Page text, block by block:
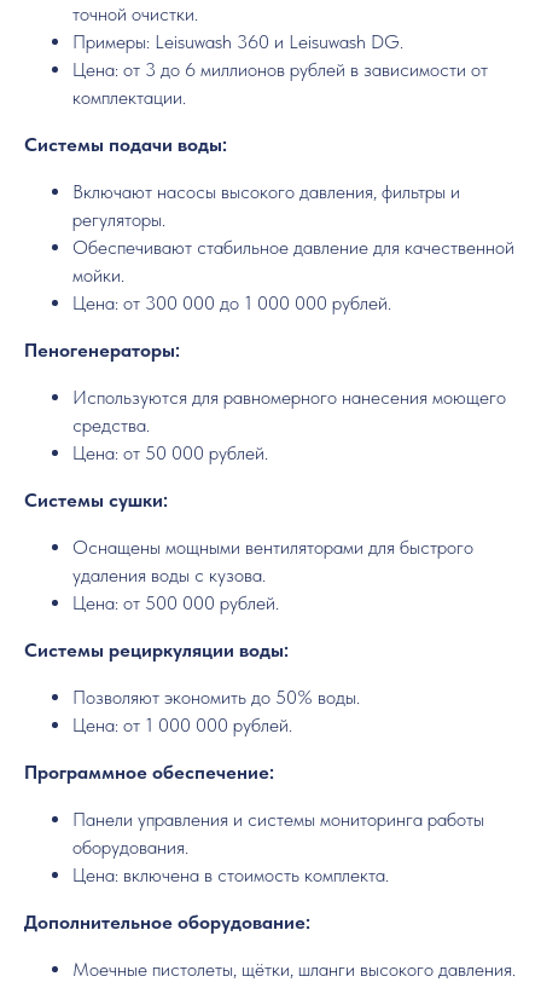
точной очистки.
Примеры: Leisuwash 360 и Leisuwash DG.
Цена: от 3 до 6 миллионов рублей в зависимости от
комплектации.
Системы подачи воды:
Включают насосы высокого давления, фильтры и
регуляторы.
Обеспечивают стабильное давление для качественной
мойки.
Цена: от 300 000 до 1 000 000 рублей.
Пеногенераторы:
Используются для равномерного нанесения моющего
средства.
Цена: от 50 000 рублей.
Системы сушки:
Оснащены мощными вентиляторами для быстрого
удаления воды с кузова.
Цена: от 500 000 рублей.
Системы рециркуляции воды:
Позволяют экономить до 50% воды.
Цена: от 1 000 000 рублей.
Программное обеспечение:
Панели управления и системы мониторинга работы
оборудования.
Цена: включена в стоимость комплекта.
Дополнительное оборудование:
Моечные пистолеты, щётки, шланги высокого давления.